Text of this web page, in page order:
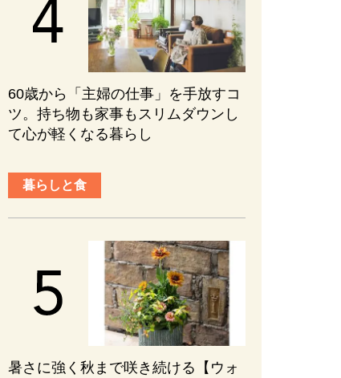
60歳から「主婦の仕事」を手放すコ
ツ。持ち物も家事もスリムダウンし
て心が軽くなる暮らし
暮らしと食
暑さに強く秋まで咲き続ける【ウォ